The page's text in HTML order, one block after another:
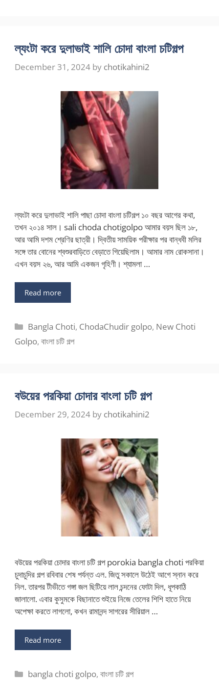
ল্যংটা করে দুলাভাই শালি চোদা বাংলা চটিগল্প
December 31, 2024 by chotikahini2
ল্যংটা করে দুলাভাই শালি পাছা চোদা বাংলা চটিগল্প ১০ বছর আগের কথা,
তখন ২০১৪ সাল। sali choda chotigolpo আমার বয়স ছিল ১৮,
আর আমি দশম শ্রেণির ছাত্রী। দ্বিতীয় সাময়িক পরীক্ষার পর বান্ধবী মলির
সঙ্গে তার বোনের শ্বশুরবাড়িতে বেড়াতে গিয়েছিলাম। আমার নাম রোকসানা।
এখন বয়স ২৬, আর আমি একজন গৃহিণী। শ্যামলা …
Read more
Categories
Bangla Choti, ChodaChudir golpo, New Choti
Golpo, বাংলা চটি গল্প
বউয়ের পরকিয়া চোদার বাংলা চটি গল্প
December 29, 2024 by chotikahini2
বউয়ের পরকিয়া চোদার বাংলা চটি গল্প porokia bangla choti পরকিয়া
চুদাচুদির গল্প রবিবার শেষ পর্যন্ত এল. জিতু সকালে উঠেই আগে স্নান করে
নিল. তারপর টীভীতে গঙ্গা জল ছিটিয়ে লাল চন্দনের ফোটা দিল, ধূপকাঠি
জালালো. এবার কুসুমকে বিছানাতে শুইয়ে নিজে তেলের শিশি হাতে নিয়ে
অপেক্ষা করতে লাগলো, কখন রামানন্দ সাগরের সীরিয়াল …
Read more
Categories
bangla choti golpo,বাংলা চটি গল্প